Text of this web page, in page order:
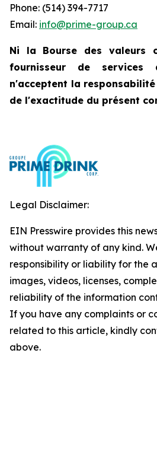
Phone: (514) 394-7717
Email: info@prime-group.ca
Ni la Bourse des valeurs
fournisseur de services
n'acceptent la
de l'exactitude du présent
Legal Disclaimer:
EIN Presswire provides this
without warranty of any kind.
responsibility or liability for the
images, videos, licenses,
reliability of the information
If you have any complaints or
related to this article, kindly
above.